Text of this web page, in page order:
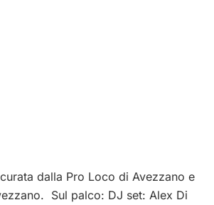
dalla Pro Loco di Avezzano e
Sul palco: DJ set: Alex Di